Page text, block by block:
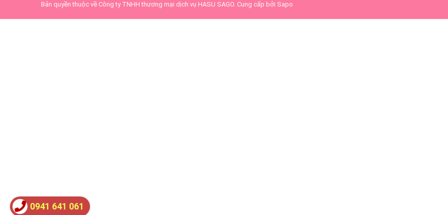
Bản quyền thuộc về Công ty TNHH thương mại dịch vụ HASU SAGO. Cung cấp bởi Sapo
0941 641 061